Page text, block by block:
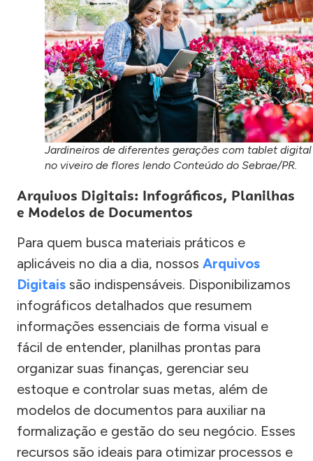
Jardineiros de diferentes gerações com tablet digital
no viveiro de flores lendo Conteúdo do Sebrae/PR.
Arquivos Digitais: Infográficos, Planilhas
e Modelos de Documentos
Para quem busca materiais práticos e
aplicáveis no dia a dia, nossos Arquivos
Digitais são indispensáveis. Disponibilizamos
infográficos detalhados que resumem
informações essenciais de forma visual e
fácil de entender, planilhas prontas para
organizar suas finanças, gerenciar seu
estoque e controlar suas metas, além de
modelos de documentos para auxiliar na
formalização e gestão do seu negócio. Esses
recursos são ideais para otimizar processos e